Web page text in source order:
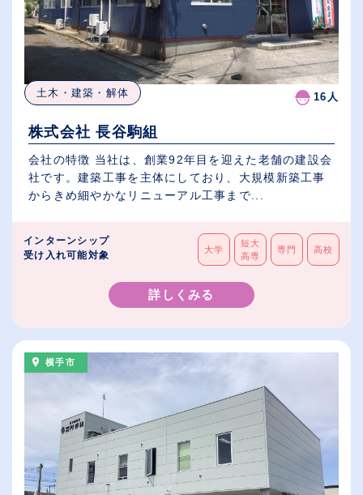
土木・建築・解体 16人
株式会社 長谷駒組
会社の特徴 当社は、創業92年目を迎えた老舗の建設会
社です。建築工事を主体にしており、大規模新築工事
からきめ細やかなリニューアル工事まで...
インターンシップ
受け入れ可能対象
大学
短大
高専
専門 高校
詳しくみる
横手市